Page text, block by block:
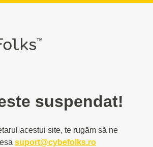
suspendat!
acestui site, te rugăm să ne
suport@cybefolks.ro